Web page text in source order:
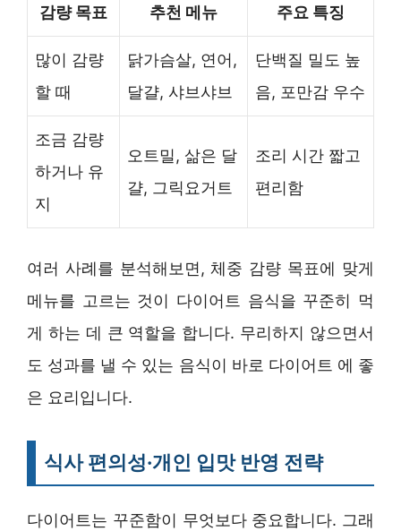
감량 목표 추천 메뉴 주요 특징
많이 감량
할 때
닭가슴살, 연어,
달걀, 샤브샤브
단백질 밀도 높
음, 포만감 우수
조금 감량
하거나 유
지
오트밀, 삶은 달
걀, 그릭요거트
조리 시간 짧고
편리함
여러 사례를 분석해보면, 체중 감량 목표에 맞게
메뉴를 고르는 것이 다이어트 음식을 꾸준히 먹
게 하는 데 큰 역할을 합니다. 무리하지 않으면서
도 성과를 낼 수 있는 음식이 바로 다이어트 에 좋
은 요리입니다.
식사 편의성·개인 입맛 반영 전략
다이어트는 꾸준함이 무엇보다 중요합니다. 그래